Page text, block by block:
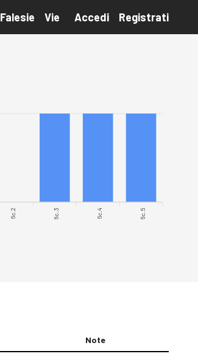
Falesie Vie Accedi Registrati
6c.2 6c.3 6c.4 6c.5
Note